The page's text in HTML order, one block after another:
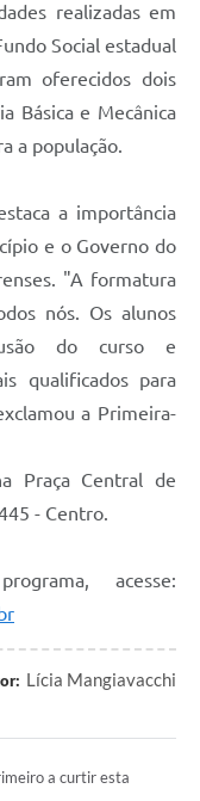
realizadas em
Social estadual
oferecidos dois
Básica e Mecânica
a população.
a importância
e o Governo do
"A formatura
nós. Os alunos
do curso e
qualificados para
a Primeira-
Praça Central de
- Centro.
acesse:
Lícia Mangiavacchi
a curtir esta